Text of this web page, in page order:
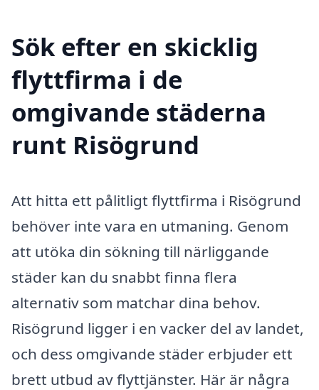
Sök efter en skicklig
flyttfirma i de
omgivande städerna
runt Risögrund
Att hitta ett pålitligt flyttfirma i Risögrund
behöver inte vara en utmaning. Genom
att utöka din sökning till närliggande
städer kan du snabbt finna flera
alternativ som matchar dina behov.
Risögrund ligger i en vacker del av landet,
och dess omgivande städer erbjuder ett
brett utbud av flyttjänster. Här är några